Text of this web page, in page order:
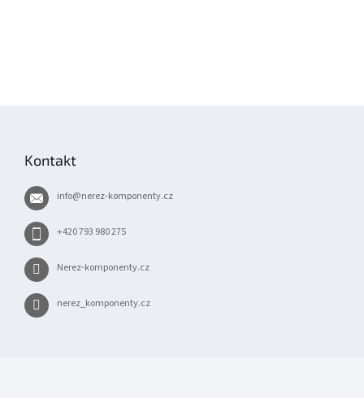
Kontakt
info@nerez-komponenty.cz
+420 793 980 275
Nerez-komponenty.cz
nerez_komponenty.cz